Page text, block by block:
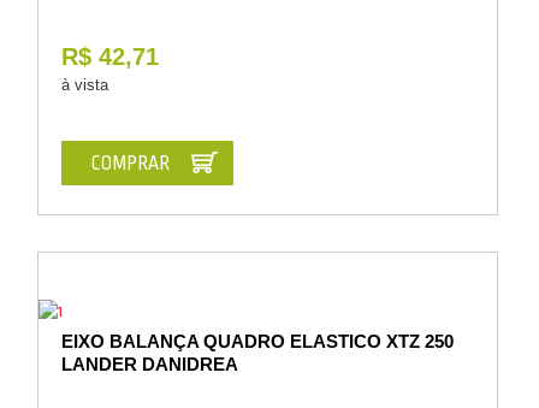
R$ 42,71
à vista
COMPRAR
EIXO BALANÇA QUADRO ELASTICO XTZ 250
LANDER DANIDREA